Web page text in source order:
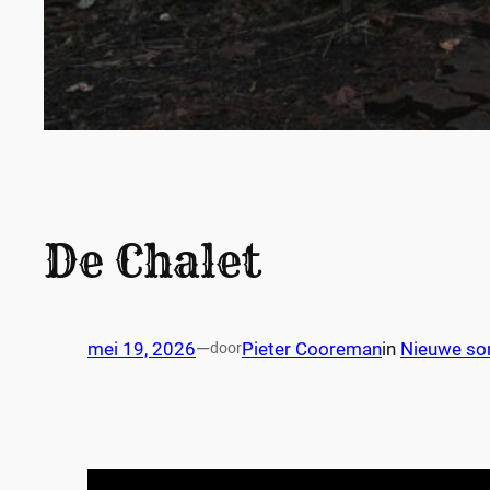
De Chalet
mei 19, 2026—doorPieter Cooremanin Nieuwe